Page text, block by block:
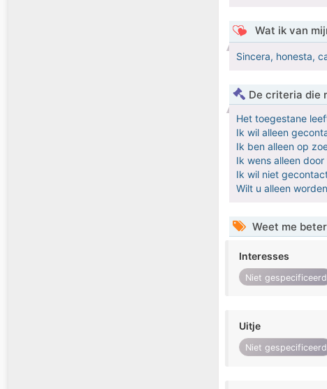
Wat ik van
Sincera, honesta,
De criteria die
Het toegestane
Ik wil alleen
Ik ben alleen op
Ik wens alleen
Ik wil niet
Wilt u alleen
Weet me beter
Interesses
Niet gespecificeerd
Uitje
Niet gespecificeerd